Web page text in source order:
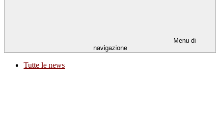
Menu di
navigazione
Tutte le news